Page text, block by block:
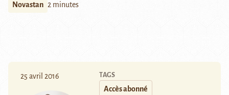
Novastan 2 minutes
25 avril 2016 TAGS
Accès abonné